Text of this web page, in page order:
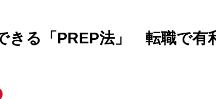
きる「PREP法」 転職で有